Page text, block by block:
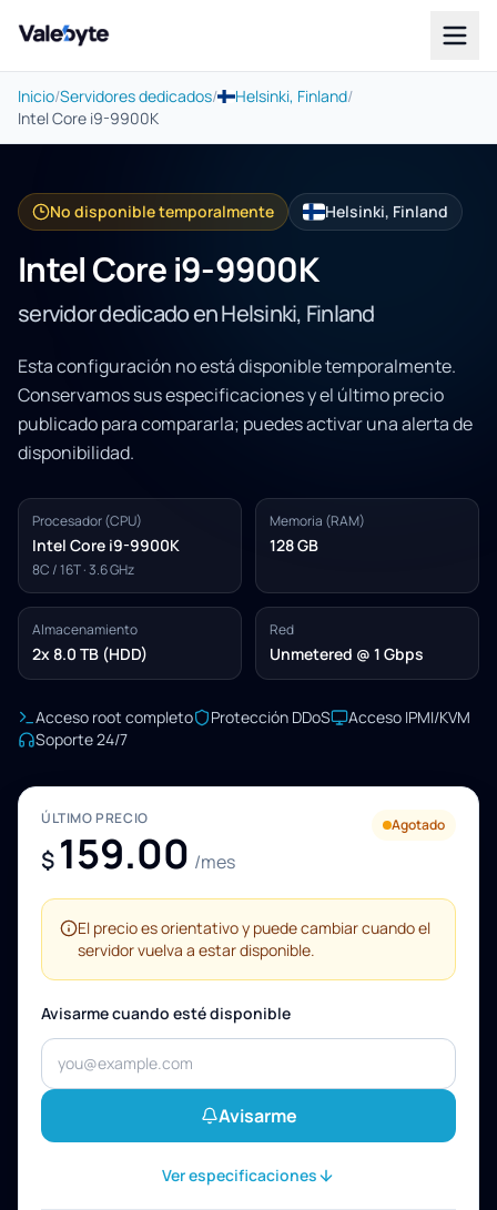
Valebyte
Inicio/Servidores dedicados/ Helsinki, Finland/
Intel Core i9-9900K
No disponible temporalmente Helsinki, Finland
Intel Core i9-9900K
servidor dedicado en Helsinki, Finland
Esta configuración no está disponible temporalmente.
Conservamos sus especificaciones y el último precio
publicado para compararla; puedes activar una alerta de
disponibilidad.
Procesador (CPU)
Intel Core i9-9900K
8C / 16T · 3.6 GHz
Memoria (RAM)
128 GB
Almacenamiento
2x 8.0 TB (HDD)
Red
Unmetered @ 1 Gbps
Acceso root completo Protección DDoS
Acceso IPMI/KVM
Soporte 24/7
ÚLTIMO PRECIO
$ 159.00 /mes
Agotado
El precio es orientativo y puede cambiar cuando el
servidor vuelva a estar disponible.
Avisarme cuando esté disponible
Avisarme
Ver especificaciones